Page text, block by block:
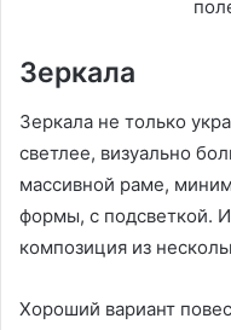
Зеркала
Зеркала не только
светлее, визуально
массивной раме,
формы, с подсветкой.
композиция из
Хороший вариант